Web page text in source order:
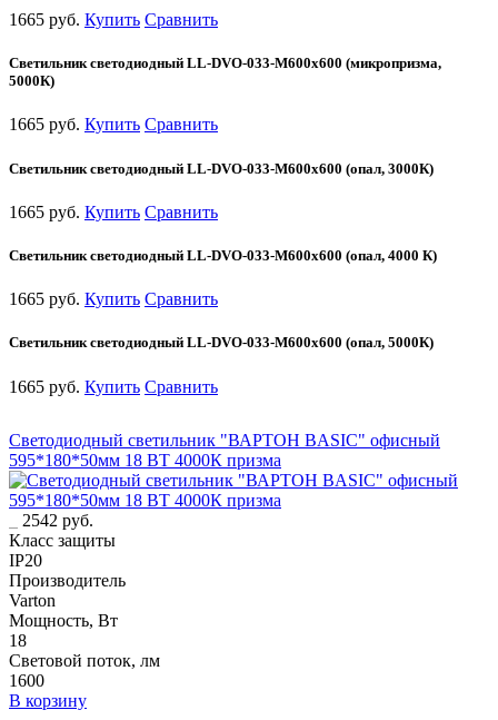
1665 руб. Купить Сравнить
Светильник светодиодный LL-DVO-033-M600x600 (микропризма,
5000К)
1665 руб. Купить Сравнить
Светильник светодиодный LL-DVO-033-M600x600 (опал, 3000К)
1665 руб. Купить Сравнить
Светильник светодиодный LL-DVO-033-M600x600 (опал, 4000 К)
1665 руб. Купить Сравнить
Светильник светодиодный LL-DVO-033-M600x600 (опал, 5000К)
1665 руб. Купить Сравнить
Светодиодный светильник "ВАРТОН BASIC" офисный
595*180*50мм 18 ВТ 4000К призма
2542 руб.
Класс защиты
IP20
Производитель
Varton
Мощность, Вт
18
Световой поток, лм
1600
В корзину